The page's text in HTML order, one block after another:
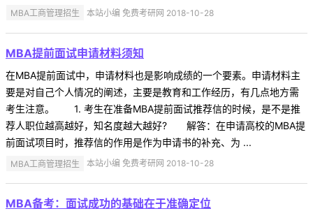
MBA工商管理招生 本站小编 免费考研网 2018-10-28
MBA提前面试申请材料须知
在MBA提前面试中，申请材料也是影响成绩的一个要素。申请材料主
要是对自己个人情况的阐述，主要是教育和工作经历，有几点地方需
考生注意。 1. 考生在准备MBA提前面试推荐信的时候，是不是推
荐人职位越高越好，知名度越大越好? 解答：在申请高校的MBA提
前面试项目时，推荐信的作用是作为申请书的补充、为 ...
MBA工商管理招生 本站小编 免费考研网 2018-10-28
MBA备考：面试成功的基础在于准确定位